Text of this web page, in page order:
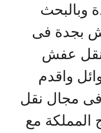
بجدة فى
عفش
واقدم
فى مجال نقل
المملكة مع